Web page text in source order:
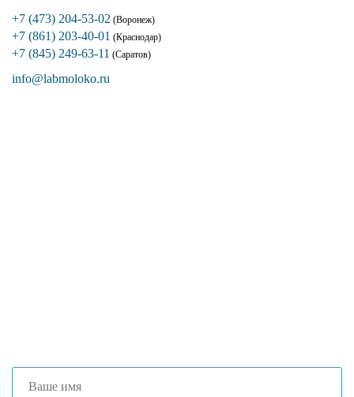
+7 (473) 204-53-02 (Воронеж)
+7 (861) 203-40-01 (Краснодар)
+7 (845) 249-63-11 (Саратов)
info@labmoloko.ru